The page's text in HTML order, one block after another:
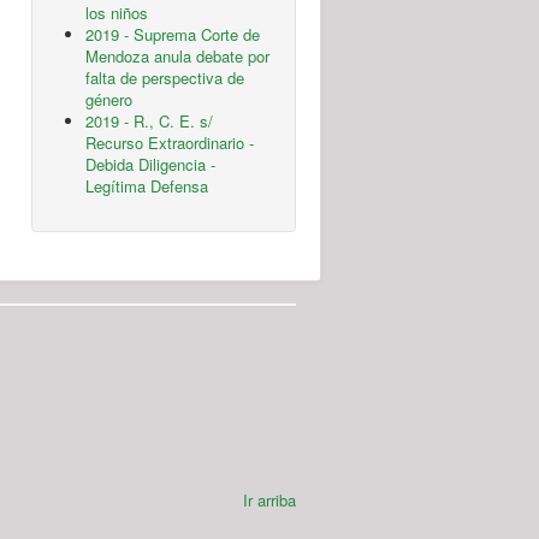
los niños
2019 - Suprema Corte de
Mendoza anula debate por
falta de perspectiva de
género
2019 - R., C. E. s/
Recurso Extraordinario -
Debida Diligencia -
Legítima Defensa
Ir arriba